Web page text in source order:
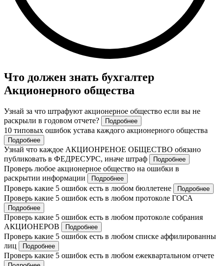
Что должен знать бухгалтер
Акционерного общества
Узнай за что штрафуют акционерное общество если вы не
раскрыли в годовом отчете?
Подробнее
10 типовых ошибок устава каждого акционерного общества
Подробнее
Узнай что каждое АКЦИОНРЕНОЕ ОБЩЕСТВО обязано
публиковать в ФЕДРЕСУРС, иначе штраф
Подробнее
Проверь любое акционерное общество на ошибки в
раскрытии информации
Подробнее
Проверь какие 5 ошибок есть в любом бюллетене Подробнее
Проверь какие 5 ошибок есть в любом протоколе ГОСА
Подробнее
Проверь какие 5 ошибок есть в любом протоколе собрания
АКЦИОНЕРОВ
Подробнее
Проверь какие 5 ошибок есть в любом списке аффилированны
лиц
Подробнее
Проверь какие 5 ошибок есть в любом ежеквартальном отчете